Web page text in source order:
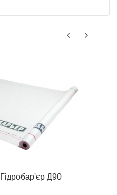
Гідробар'єр Д90